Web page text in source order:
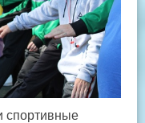
спортивные